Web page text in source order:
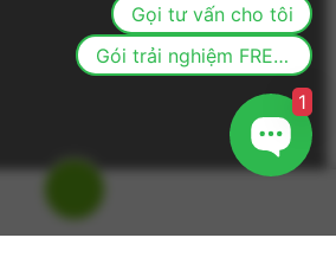
Gọi tư vấn cho tôi
Gói trải nghiệm FREE cho khách mới
1